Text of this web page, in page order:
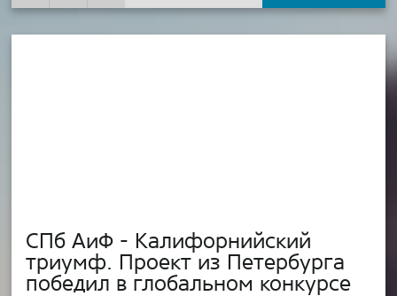
СПб АиФ - Калифорнийский
триумф. Проект из Петербурга
победил в глобальном конкурсе